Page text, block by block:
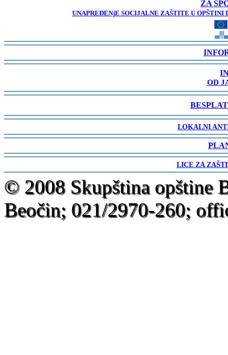
ZA
UNAPREĐENjE SOCIJALNE ZAŠTITE U OPŠTINI
-
-
OD
-
-
LOKALNI
-
-
LICE ZA
© 2008 Skupština opštine
Beočin; 021/2970-260;